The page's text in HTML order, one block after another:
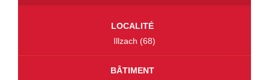
LOCALITÉ
Illzach (68)
BÂTIMENT